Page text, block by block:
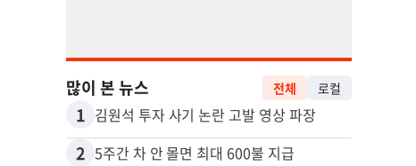
많이 본 뉴스 전체 로컬
1 김원석 투자 사기 논란 고발 영상 파장
2 5주간 차 안 몰면 최대 600불 지급